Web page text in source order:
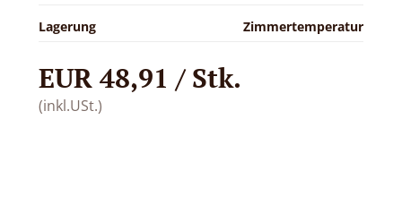
Lagerung Zimmertemperatur
EUR 48,91 / Stk.
(inkl.USt.)